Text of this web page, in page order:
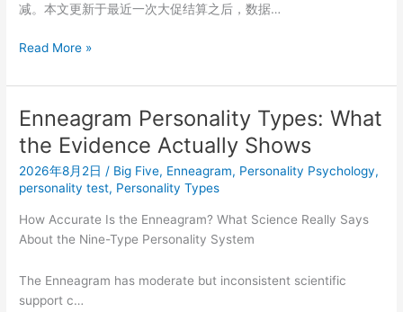
请
999333
测
美
妆
母
婴
数
减。本文更新于最近一次大促结算之后，数据…
上
族
常
网
购，
蜜
APP
邀
码
999333
Read More »
Enneagram Personality Types: What
the Evidence Actually Shows
2026年8月2日/ Big Five, Enneagram, Personality Psychology,
personality test, Personality Types
How Accurate Is the Enneagram? What Science Really Says
About the Nine-Type Personality System
The Enneagram has moderate but inconsistent scientific
support c…